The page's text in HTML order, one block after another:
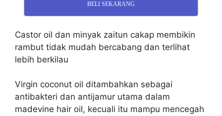
BELI SEKARANG
Castor oil dan minyak zaitun cakap membikin
rambut tidak mudah bercabang dan terlihat
lebih berkilau
Virgin coconut oil ditambahkan sebagai
antibakteri dan antijamur utama dalam
madevine hair oil, kecuali itu mampu mencegah